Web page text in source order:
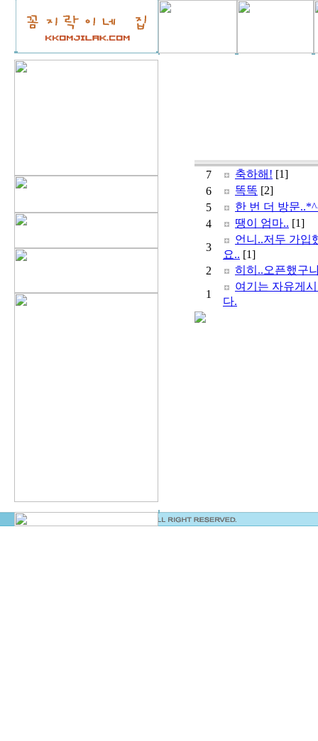
7 축하해! [1]
6
똑똑 [2]
5
한 번 더 방문
4
땡이 엄마.. [1]
3
언니..저두 가입
요.. [1]
2
히히..오픈했구
1
여기는 자유게
다.